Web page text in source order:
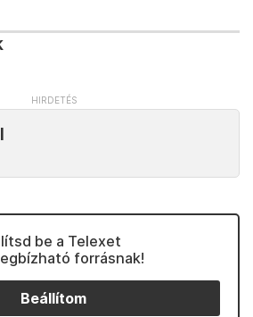
be a Telexet
forrásnak!
Beállítom